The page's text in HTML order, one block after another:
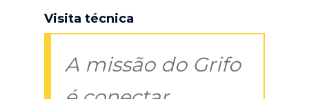
Visita técnica
A missão do Grifo